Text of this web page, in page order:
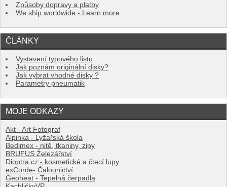
Způsoby dopravy a platby
We ship worldwide - Learn more
ČLÁNKY
Vystavení typového listu
Jak poznám originální disky?
Jak vybrat vhodné disky ?
Parametry pneumatik
MOJE ODKAZY
Akt - Art Fotograf
Alpinka - Lyžařská škola
Bedimex - nitě, tkaniny, zipy
BRUFUS Železářství
Dioptra.cz - kosmetické a čtecí lupy
exCorde- Čalounictví
Geoheat - Tepelná čerpadla